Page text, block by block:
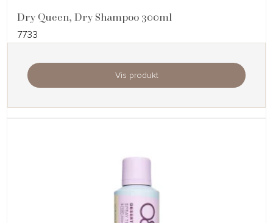
Dry Queen, Dry Shampoo 300ml
7733
Vis produkt